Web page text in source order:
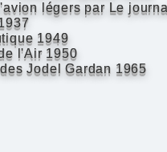
légers par Le
1949
l'Air 1950
Jodel Gardan 1965